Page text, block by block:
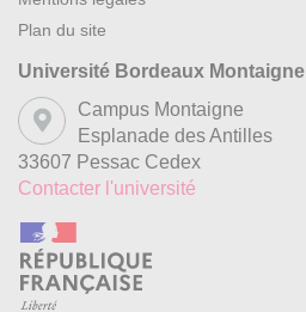
Plan du site
Université Bordeaux Montaigne
Campus Montaigne
Esplanade des Antilles
33607 Pessac Cedex
Contacter l'université